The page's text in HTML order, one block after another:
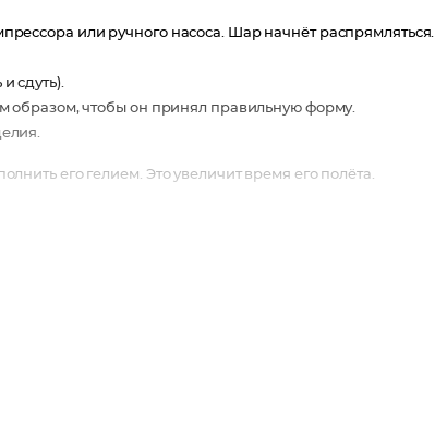
или ручного насоса. Шар начнёт распрямляться.
сдуть).
образом, чтобы он принял правильную форму.
его гелием. Это увеличит время его полёта.